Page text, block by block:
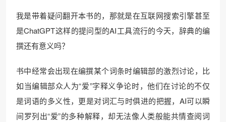
我是带着疑问翻开本书的，那就是在互联网搜索引擎甚至
是ChatGPT这样的提问型的AI工具流行的今天，辞典的编
撰还有意义吗？
书中经常会出现在编撰某个词条时编辑部的激烈讨论，比
如当编辑部众人为“爱”字释义争论时，他们在讨论的不仅
是词语的多义性，更是对词汇与时俱进的把握，AI可以瞬
间罗列出“爱”的多种解释，却无法像人类般能共情查阅词